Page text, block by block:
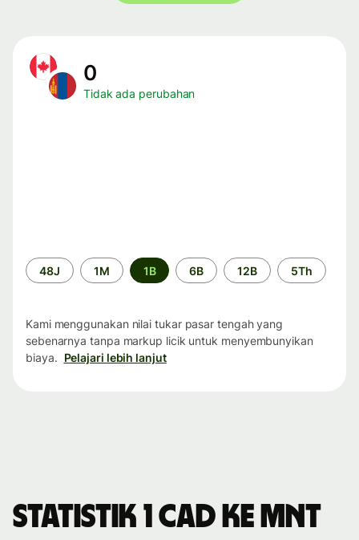
0
Tidak ada perubahan
Periode
waktu
48J 1M 1B 6B 12B 5Th
Kami menggunakan nilai tukar pasar tengah yang
sebenarnya tanpa markup licik untuk menyembunyikan
biaya. Pelajari lebih lanjut
Statistik 1 CAD ke MNT